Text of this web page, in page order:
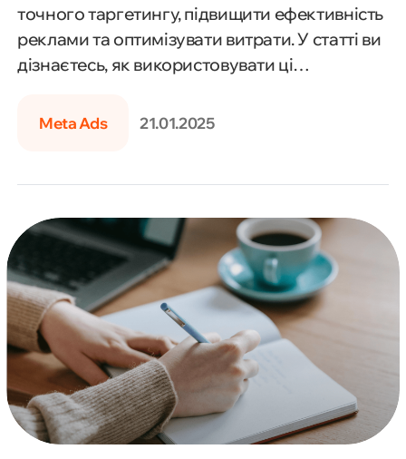
Meta Ads 21.01.2025
точного таргетингу, підвищити ефективність
реклами та оптимізувати витрати. У статті ви
дізнаєтесь, як використовувати ці
рекламних кампаній.